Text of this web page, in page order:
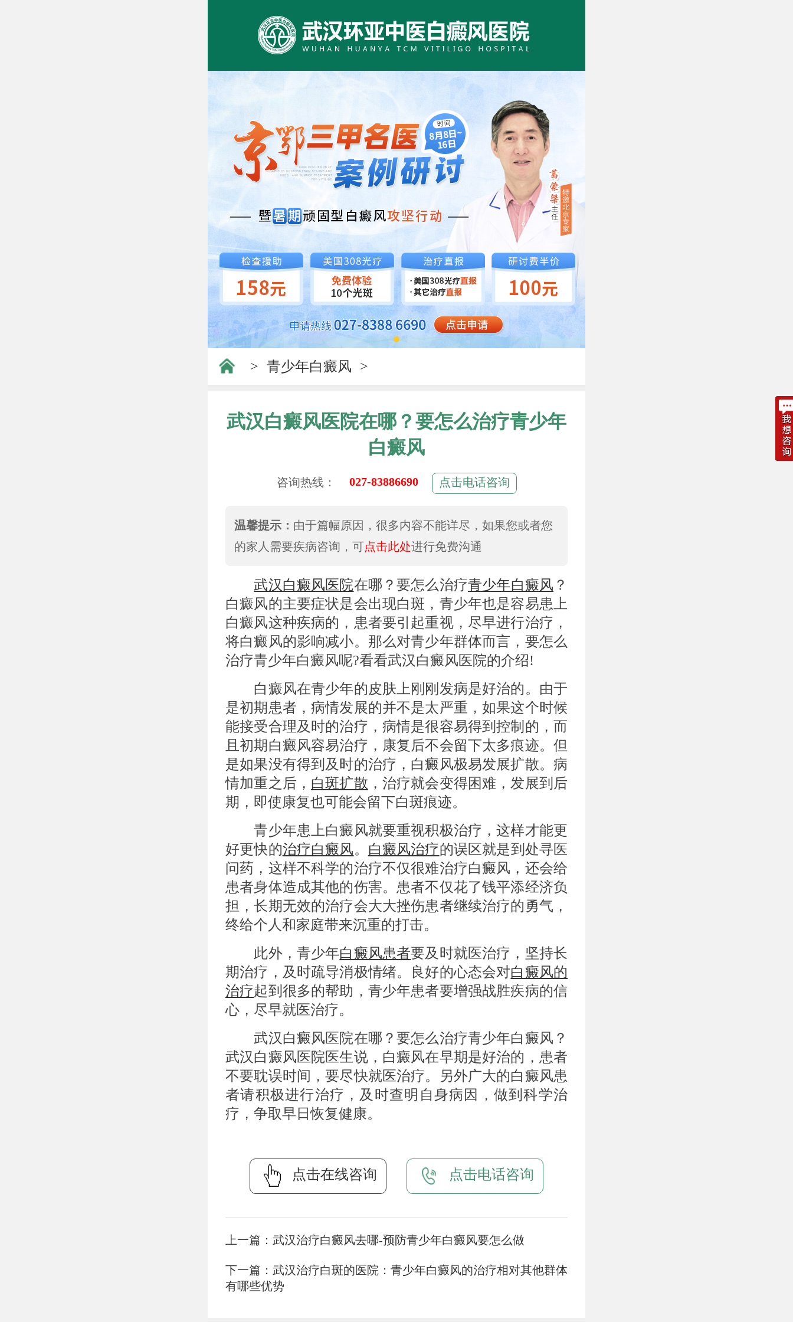
> 青少年白癜风 >
武汉白癜风医院在哪？要怎么治疗青少年
白癜风
咨询热线： 027-83886690 点击电话咨询
温馨提示： 由于篇幅原因，很多内容不能详尽，如果您或者您
的家人需要疾病咨询，可点击此处进行免费沟通
武汉白癜风医院在哪？要怎么治疗青少年白癜风 ？
白癜风的主要症状是会出现白斑，青少年也是容易患上
白癜风这种疾病的，患者要引起重视，尽早进行治疗，
将白癜风的影响减小。那么对青少年群体而言，要怎么
治疗青少年白癜风呢?看看武汉白癜风医院的介绍!
白癜风在青少年的皮肤上刚刚发病是好治的。由于
是初期患者，病情发展的并不是太严重，如果这个时候
能接受合理及时的治疗，病情是很容易得到控制的，而
且初期白癜风容易治疗，康复后不会留下太多痕迹。但
是如果没有得到及时的治疗，白癜风极易发展扩散。病
情加重之后， 白斑扩散 ，治疗就会变得困难，发展到后
期，即使康复也可能会留下白斑痕迹。
青少年患上白癜风就要重视积极治疗，这样才能更
好更快的治疗白癜风。 白癜风治疗的误区就是到处寻医
问药，这样不科学的治疗不仅很难治疗白癜风，还会给
患者身体造成其他的伤害。患者不仅花了钱平添经济负
担，长期无效的治疗会大大挫伤患者继续治疗的勇气，
终给个人和家庭带来沉重的打击。
此外，青少年白癜风患者要及时就医治疗，坚持长
期治疗，及时疏导消极情绪。良好的心态会对白癜风的
治疗起到很多的帮助，青少年患者要增强战胜疾病的信
心，尽早就医治疗。
武汉白癜风医院在哪？要怎么治疗青少年白癜风？
武汉白癜风医院医生说，白癜风在早期是好治的，患者
不要耽误时间，要尽快就医治疗。另外广大的白癜风患
者请积极进行治疗，及时查明自身病因，做到科学治
疗，争取早日恢复健康。
点击在线咨询 点击电话咨询
上一篇： 武汉治疗白癜风去哪-预防青少年白癜风要怎么做
下一篇： 武汉治疗白斑的医院：青少年白癜风的治疗相对其他群体
有哪些优势